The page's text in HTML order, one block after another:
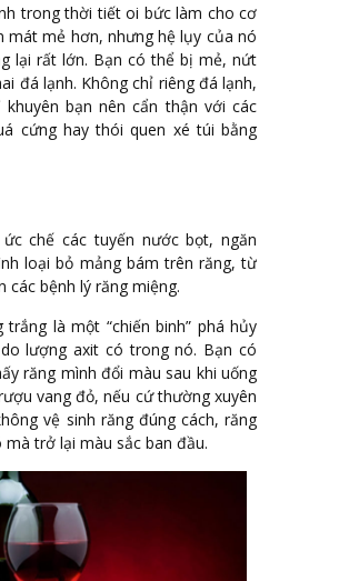
trong thời tiết oi bức làm cho cơ
mát mẻ hơn, nhưng hệ lụy của nó
lại rất lớn. Bạn có thể bị mẻ, nứt
đá lạnh. Không chỉ riêng đá lạnh,
khuyên bạn nên cẩn thận với các
cứng hay thói quen xé túi bằng
chế các tuyến nước bọt, ngăn
loại bỏ mảng bám trên răng, từ
các bệnh lý răng miệng.
trắng là một “chiến binh” phá hủy
lượng axit có trong nó. Bạn có
răng mình đổi màu sau khi uống
vang đỏ, nếu cứ thường xuyên
vệ sinh răng đúng cách, răng
mà trở lại màu sắc ban đầu.